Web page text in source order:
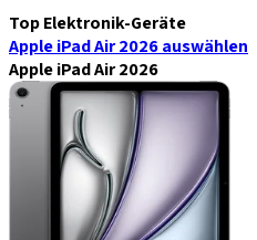
Top Elektronik-Geräte
Apple iPad Air 2026auswählen
Apple iPad Air 2026